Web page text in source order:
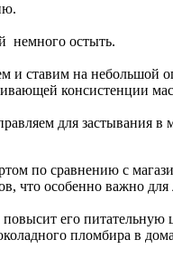
немного остыть.
и ставим на небольшой
консистенции
для застывания в
по сравнению с
что особенно важно
его
пломбира в